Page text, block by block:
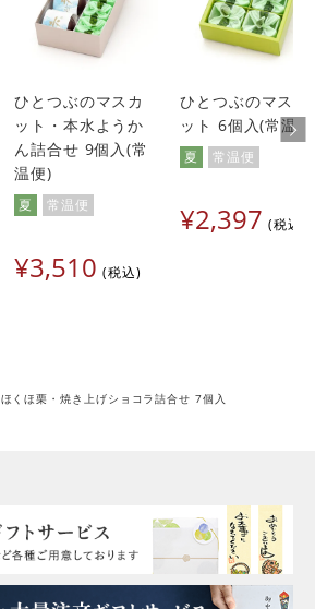
ひとつぶのマスカ
ット・本水ようか
ん詰合せ 9個入(常
温便)
夏 常温便
¥3,510 税込
ひとつぶのマスカ
ット 6個入(常温
夏 常温便
¥2,397 税込
ほくほ栗・焼き上げショコラ詰合せ 7個入